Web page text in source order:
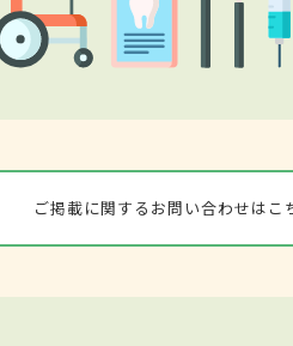
ご掲載に関するお問い合わせはこ